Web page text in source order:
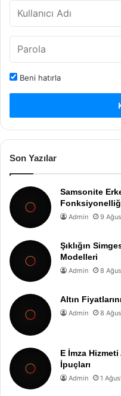
Beni hatırla
Son Yazılar
Samsonite
Admin 9
Şıklığın
Modelleri
Admin 8
Altın
Admin 8
E İmza
İpuçları
Admin 1